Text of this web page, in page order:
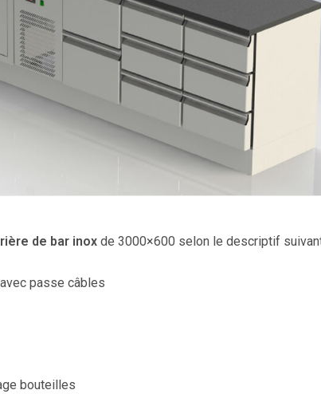
de bar inoxde 3000×600 selon le descriptif
passe câbles
bouteilles